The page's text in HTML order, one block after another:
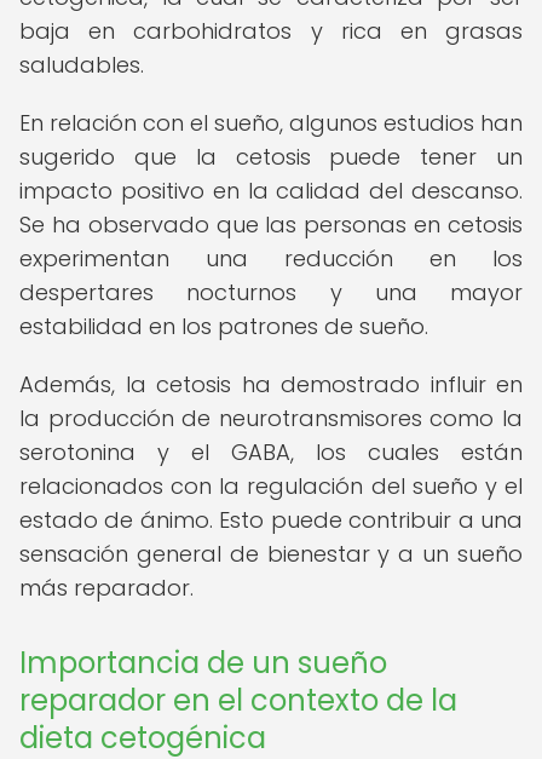
baja en carbohidratos y rica en grasas
saludables.
En relación con el sueño, algunos estudios han
sugerido que la cetosis puede tener un
impacto positivo en la calidad del descanso.
Se ha observado que las personas en cetosis
experimentan una reducción en los
despertares nocturnos y una mayor
estabilidad en los patrones de sueño.
Además, la cetosis ha demostrado influir en
la producción de neurotransmisores como la
serotonina y el GABA, los cuales están
relacionados con la regulación del sueño y el
estado de ánimo. Esto puede contribuir a una
sensación general de bienestar y a un sueño
más reparador.
Importancia de un sueño
reparador en el contexto de la
dieta cetogénica